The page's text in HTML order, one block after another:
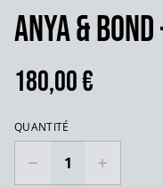
Anya &
180,00 €
QUANTITÉ